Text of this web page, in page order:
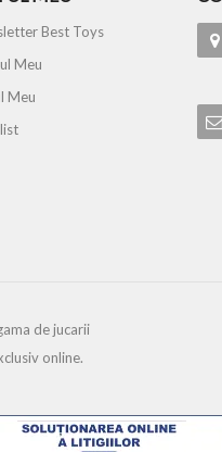
Best Toys
Meu
Meu
de jucarii
online.